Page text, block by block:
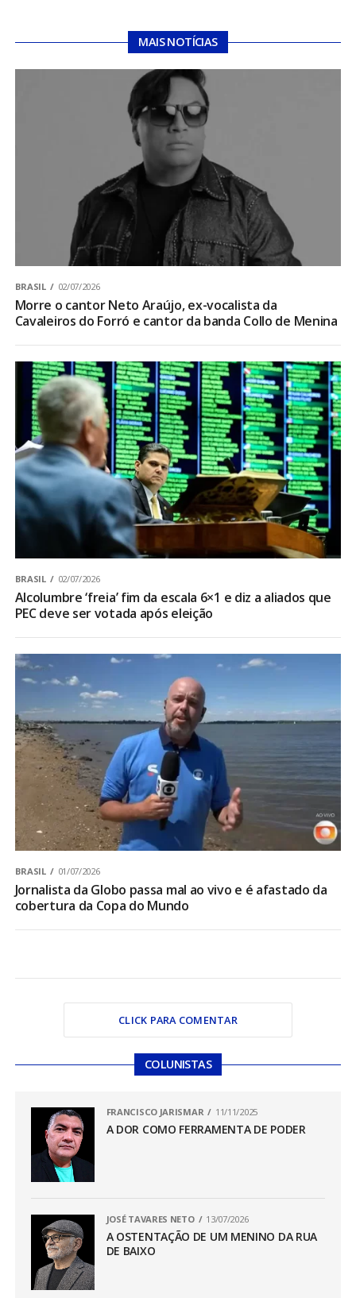
MAIS NOTÍCIAS
BRASIL 02/07/2026
Morre o cantor Neto Araújo, ex-vocalista da
Cavaleiros do Forró e cantor da banda Collo de Menina
BRASIL 02/07/2026
Alcolumbre ‘freia’ fim da escala 6×1 e diz a aliados que
PEC deve ser votada após eleição
BRASIL 01/07/2026
Jornalista da Globo passa mal ao vivo e é afastado da
cobertura da Copa do Mundo
CLICK PARA COMENTAR
COLUNISTAS
FRANCISCO JARISMAR 11/11/2025
A DOR COMO FERRAMENTA DE PODER
JOSÉ TAVARES NETO 13/07/2026
A OSTENTAÇÃO DE UM MENINO DA RUA
DE BAIXO